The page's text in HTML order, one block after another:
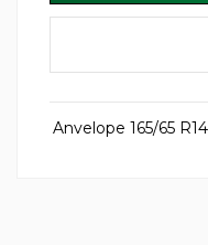
Anvelope 165/65 R14